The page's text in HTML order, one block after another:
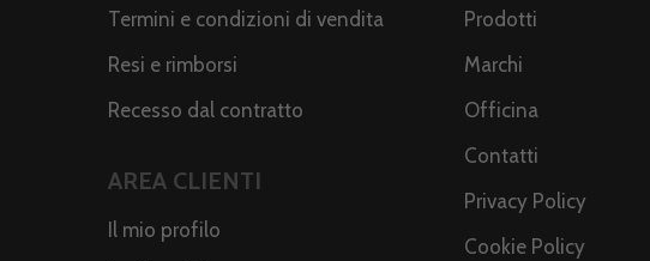
Termini e condizioni di vendita
Resi e rimborsi
Recesso dal contratto
AREA CLIENTI
Il mio profilo
Prodotti
Marchi
Officina
Contatti
Privacy Policy
Cookie Policy